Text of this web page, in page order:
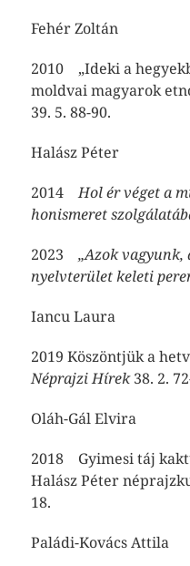
Fehér Zoltán
2010 „Ideki a
moldvai magyarok
39. 5. 88-90.
Halász Péter
2014Hol ér véget a
honismeret
2023„Azok
nyelvterület keleti
Iancu Laura
2019 Köszöntjük a
Néprajzi Hírek38. 2.
Oláh-Gál Elvira
2018 Gyimesi táj
Halász Péter
18.
Paládi-Kovács Attila